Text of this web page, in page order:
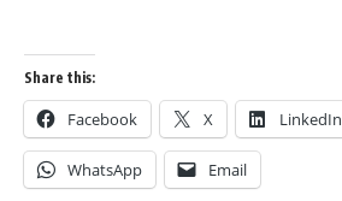
Share this:
Facebook X LinkedIn
WhatsApp Email